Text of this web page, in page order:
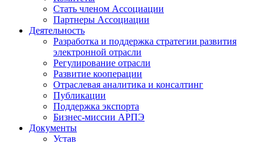
Стать членом Ассоциации
Партнеры Ассоциации
Деятельность
Разработка и поддержка стратегии развития
электронной отрасли
Регулирование отрасли
Развитие кооперации
Отраслевая аналитика и консалтинг
Публикации
Поддержка экспорта
Бизнес-миссии АРПЭ
Документы
Устав